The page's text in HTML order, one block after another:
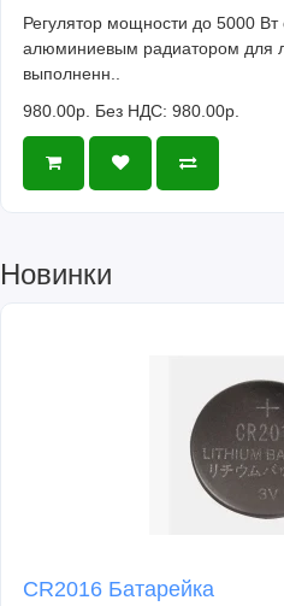
Регулятор мощности до 5000
алюминиевым радиатором для
выполненн..
980.00р. Без НДС: 980.00р.
Новинки
CR2016 Батарейка